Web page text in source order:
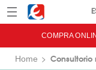
Menú Eroski
COMPRA
Home Consultorio